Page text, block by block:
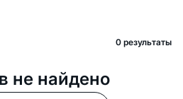
0 pезультаты
не найдено